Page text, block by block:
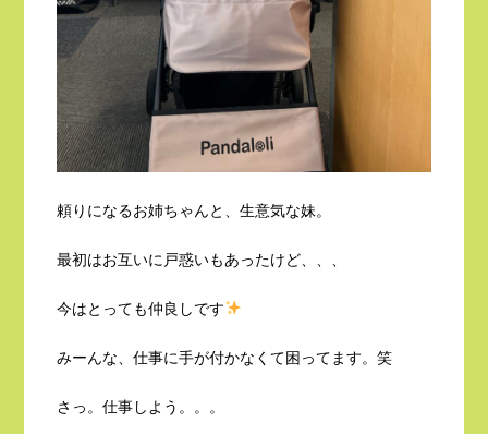
頼りになるお姉ちゃんと、生意気な妹。
最初はお互いに戸惑いもあったけど、、、
今はとっても仲良しです
みーんな、仕事に手が付かなくて困ってます。笑
さっ。仕事しよう。。。